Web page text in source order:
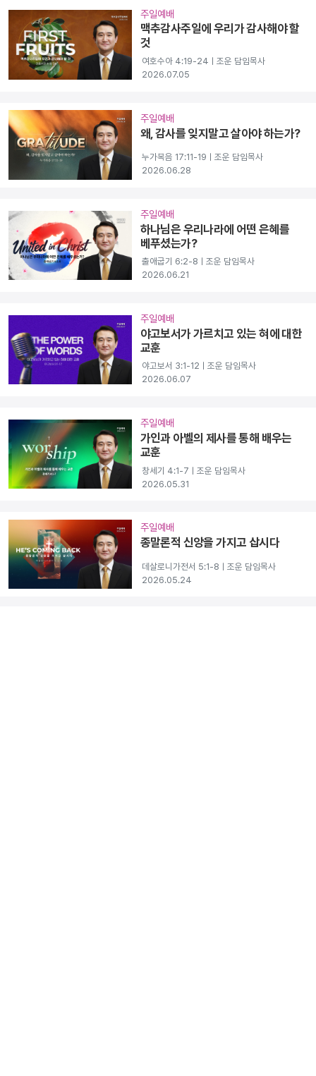
주일예배
맥추감사주일에 우리가 감사해야 할
것
여호수아 4:19-24ㅣ조운 담임목사
2026.07.05
주일예배
왜, 감사를 잊지말고 살아야 하는가?
누가복음 17:11-19ㅣ조운 담임목사
2026.06.28
주일예배
하나님은 우리나라에 어떤 은혜를
베푸셨는가?
출애굽기 6:2-8ㅣ조운 담임목사
2026.06.21
주일예배
야고보서가 가르치고 있는 혀에 대한
교훈
야고보서 3:1-12ㅣ조운 담임목사
2026.06.07
주일예배
가인과 아벨의 제사를 통해 배우는
교훈
창세기 4:1-7ㅣ조운 담임목사
2026.05.31
주일예배
종말론적 신앙을 가지고 삽시다
데살로니가전서 5:1-8ㅣ조운 담임목사
2026.05.24